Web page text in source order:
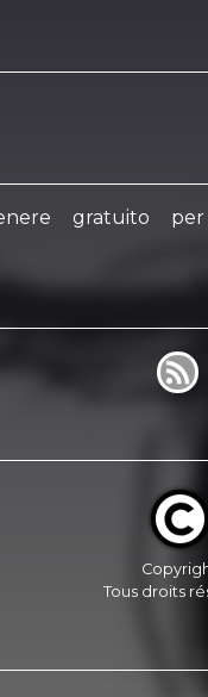
gratuito
Tous droits